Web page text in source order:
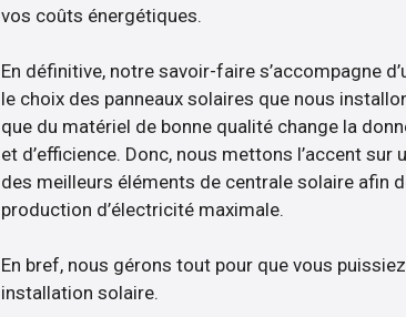
vos coûts énergétiques.
En définitive, notre savoir-faire s’accompagne
le choix des panneaux solaires que nous
que du matériel de bonne qualité change la
et d’efficience. Donc, nous mettons l’accent
des meilleurs éléments de centrale solaire afin
production d’électricité maximale.
En bref, nous gérons tout pour que vous
installation solaire.